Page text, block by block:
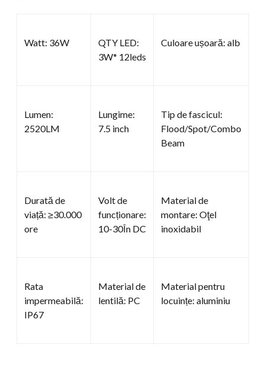
Watt: 36W
QTY LED:
3W* 12leds
Culoare ușoară: alb
Lumen:
2520LM
Lungime:
7.5 inch
Tip de fascicul:
Flood/Spot/Combo
Beam
Durată de
viață: ≥30.000
ore
Volt de
funcționare:
10-30În DC
Material de
montare: Oţel
inoxidabil
Rata
impermeabilă:
IP67
Material de
lentilă: PC
Material pentru
locuințe: aluminiu